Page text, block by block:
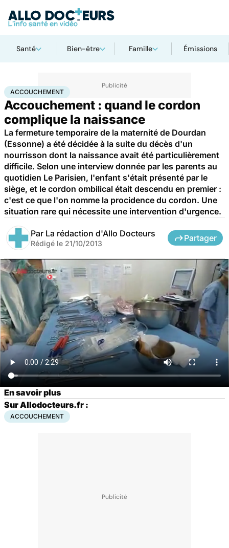
Santé Bien-être Famille Émissions
AccueilFamilleGrossesse Accouchement
ACCOUCHEMENT
Accouchement : quand le cordon
complique la naissance
La fermeture temporaire de la maternité de Dourdan
(Essonne) a été décidée à la suite du décès d'un
nourrisson dont la naissance avait été particulièrement
difficile. Selon une interview donnée par les parents au
quotidien Le Parisien, l'enfant s'était présenté par le
siège, et le cordon ombilical était descendu en premier :
c'est ce que l'on nomme la procidence du cordon. Une
situation rare qui nécessite une intervention d'urgence.
Par La rédaction d'Allo Docteurs
Rédigé le 21/10/2013
Partager
En savoir plus
Sur Allodocteurs.fr :
ACCOUCHEMENT